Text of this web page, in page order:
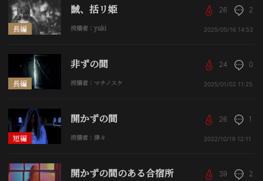
長編
馘、括リ姫
投稿者：yuki
26 2
2025/05/16 14:53
長編
非ずの間
投稿者：マチノスケ
24 0
2025/01/02 11:25
短編
開かずの間
投稿者：津々
26 1
2022/10/19 12:11
開かずの間のある合宿所 39 2